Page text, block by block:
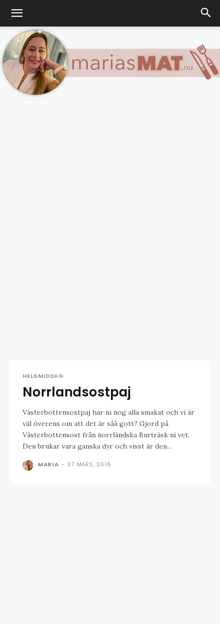
HELGMIDDAG
Norrlandsostpaj
Västerbottensostpaj har ni nog alla smakat och vi är
väl överens om att det är såå gott? Gjord på
Västerbottensost från norrländska Burträsk ni vet.
Den brukar vara ganska dyr och visst är den...
MARIA - 27 MARS, 2016